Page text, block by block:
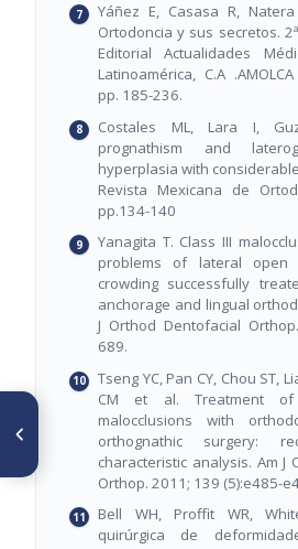
Yáñez E, Casasa R,
Ortodoncia y sus secretos.
Editorial Actualidades
Latinoamérica, C.A
pp. 185-236.
Costales ML, Lara I,
prognathism and
hyperplasia with
Revista Mexicana de
pp.134-140
Yanagita T. Class III
problems of lateral
crowding successfully
anchorage and lingual
J Orthod Dentofacial
689.
Tseng YC, Pan CY, Chou ST,
CM et al. Treatment
malocclusions with
orthognathic surgery:
characteristic analysis. Am J
Orthop. 2011; 139 (5):e485-
Bell WH, Proffit WR,
quirúrgica de
ARTÍCULO ANTERIOR
Cierre de espacios en
tratamientos ortodónticos
con fricción: Revisión
Bibliográfica